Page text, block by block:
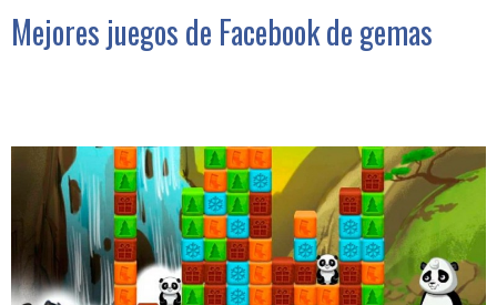
Mejores juegos de Facebook de gemas